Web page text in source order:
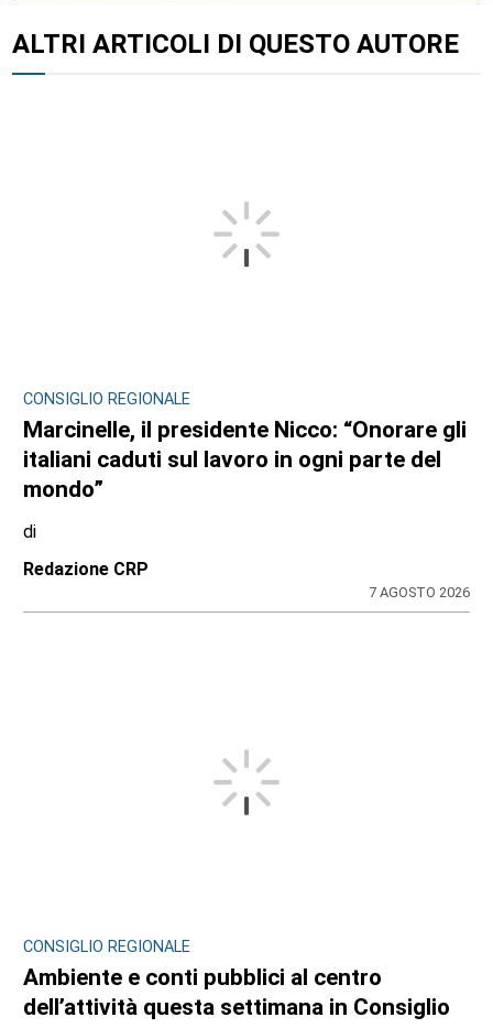
ALTRI ARTICOLI DI QUESTO AUTORE
CONSIGLIO REGIONALE
Marcinelle, il presidente Nicco: “Onorare gli
italiani caduti sul lavoro in ogni parte del
mondo”
di
Redazione CRP
7 AGOSTO 2026
CONSIGLIO REGIONALE
Ambiente e conti pubblici al centro
dell’attività questa settimana in Consiglio